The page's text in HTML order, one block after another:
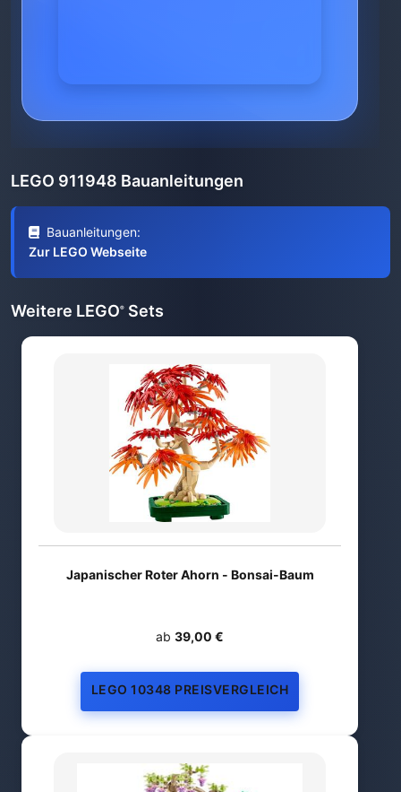
LEGO 911948 Bauanleitungen
Bauanleitungen:
Zur LEGO Webseite
Weitere LEGO® Sets
Japanischer Roter Ahorn - Bonsai-Baum
ab 39,00 €
LEGO 10348 PREISVERGLEICH